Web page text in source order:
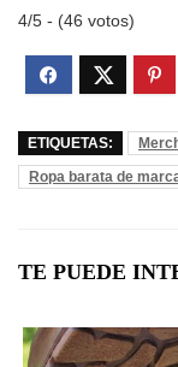
4/5 - (46 votos)
ETIQUETAS:
Ropa barata de
TE PUEDE